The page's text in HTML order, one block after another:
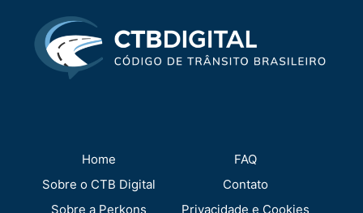
Home
Sobre o CTB Digital
Sobre a Perkons
FAQ
Contato
Privacidade e Cookies